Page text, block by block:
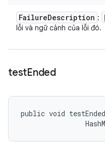
FailureDescription :
lỗi và ngữ cảnh của lỗi đó.
testEnded
public void